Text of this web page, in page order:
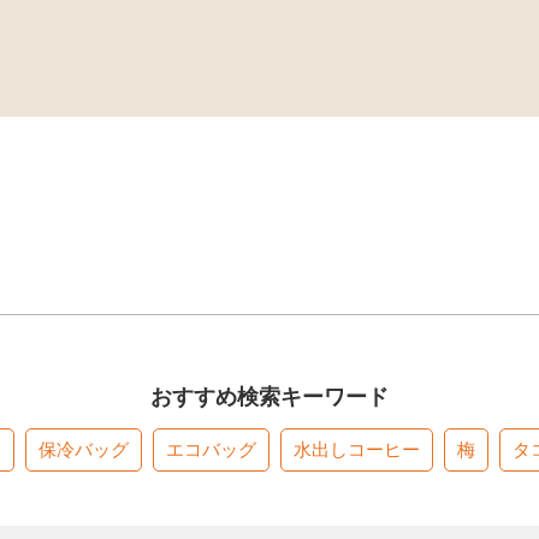
おすすめ検索キーワード
保冷バッグ エコバッグ 水出しコーヒー 梅 タ